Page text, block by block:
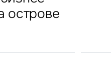
острове